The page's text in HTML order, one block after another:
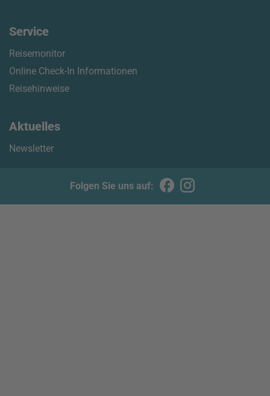
Service
Reisemonitor
Online Check-In Informationen
Reisehinweise
Aktuelles
Newsletter
Folgen Sie uns auf: